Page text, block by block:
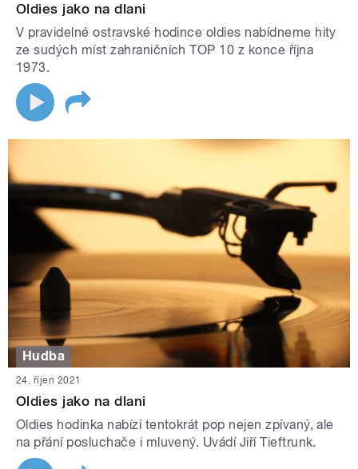
Oldies jako na dlani
V pravidelné ostravské hodince oldies nabídneme hity
ze sudých míst zahraničních TOP 10 z konce října
1973.
Hudba
24. říjen 2021
Oldies jako na dlani
Oldies hodinka nabízí tentokrát pop nejen zpívaný, ale
na přání posluchače i mluvený. Uvádí Jiří Tieftrunk.